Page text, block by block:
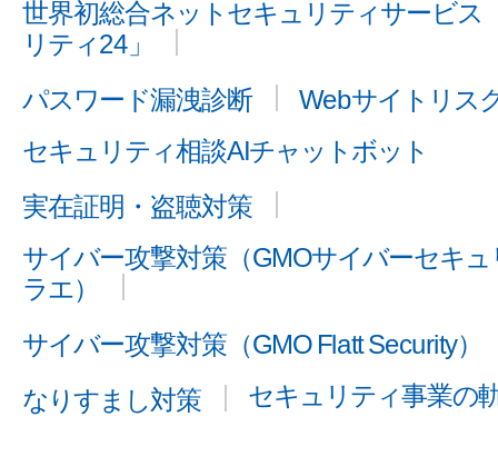
世界初総合ネットセキュリティサービス
リティ24」
パスワード漏洩診断
Webサイトリス
セキュリティ相談AIチャットボット
実在証明・盗聴対策
サイバー攻撃対策（GMOサイバーセキ
ラエ）
サイバー攻撃対策（GMO Flatt Security）
なりすまし対策
セキュリティ事業の